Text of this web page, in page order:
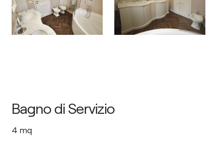
Bagno di Servizio
4 mq